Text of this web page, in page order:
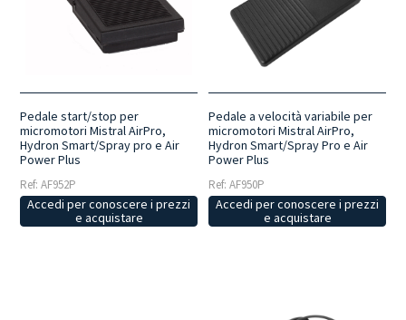
Pedale start/stop per
micromotori Mistral AirPro,
Hydron Smart/Spray pro e Air
Power Plus
Ref: AF952P
Accedi per conoscere i prezzi
e acquistare
Pedale a velocità variabile per
micromotori Mistral AirPro,
Hydron Smart/Spray Pro e Air
Power Plus
Ref: AF950P
Accedi per conoscere i prezzi
e acquistare